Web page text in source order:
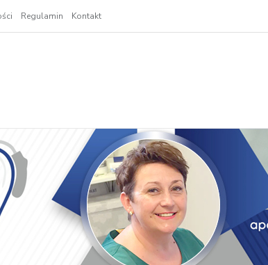
Regulamin Kontakt